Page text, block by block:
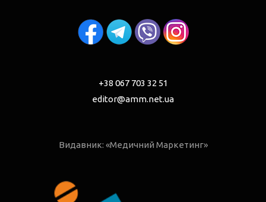
+38 067 703 32 51
editor@amm.net.ua
Видавник: «Медичний Маркетинг»